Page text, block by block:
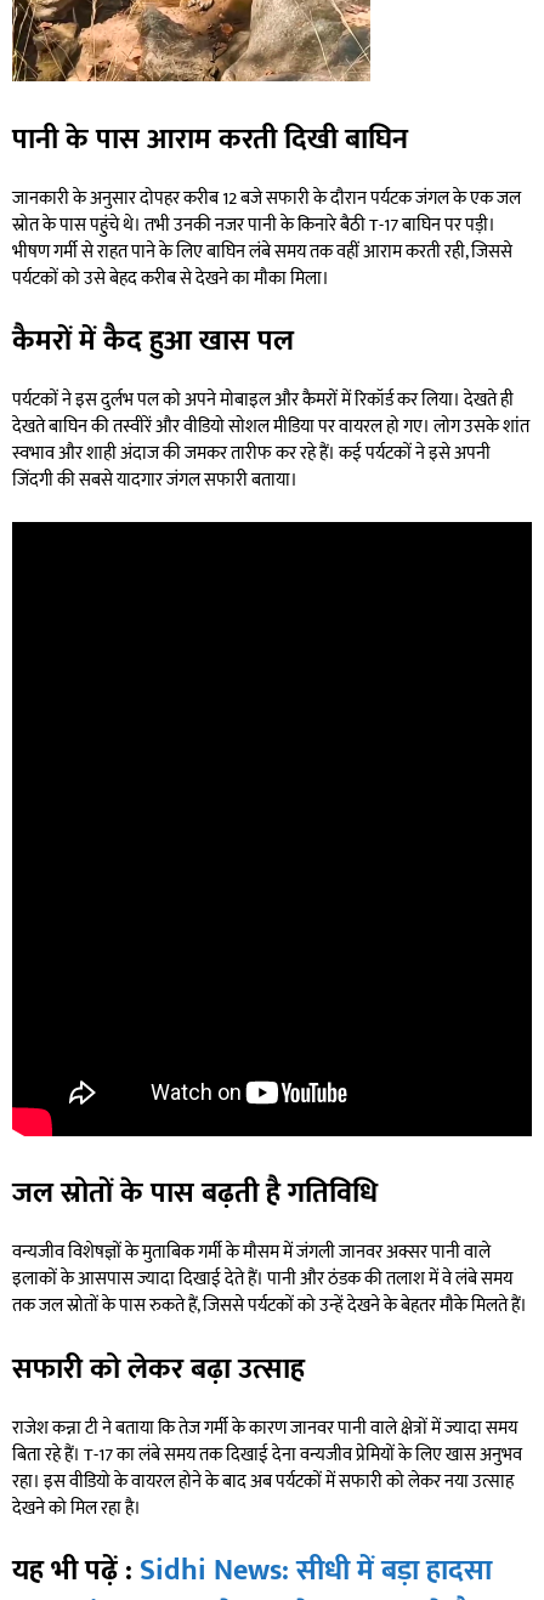
पानी के पास आराम करती दिखी बाघिन
जानकारी के अनुसार दोपहर करीब 12 बजे सफारी के दौरान पर्यटक जंगल के एक जल
स्रोत के पास पहुंचे थे। तभी उनकी नजर पानी के किनारे बैठी T-17 बाघिन पर पड़ी।
भीषण गर्मी से राहत पाने के लिए बाघिन लंबे समय तक वहीं आराम करती रही, जिससे
पर्यटकों को उसे बेहद करीब से देखने का मौका मिला।
कैमरों में कैद हुआ खास पल
पर्यटकों ने इस दुर्लभ पल को अपने मोबाइल और कैमरों में रिकॉर्ड कर लिया। देखते ही
देखते बाघिन की तस्वीरें और वीडियो सोशल मीडिया पर वायरल हो गए। लोग उसके शांत
स्वभाव और शाही अंदाज की जमकर तारीफ कर रहे हैं। कई पर्यटकों ने इसे अपनी
जिंदगी की सबसे यादगार जंगल सफारी बताया।
जल स्रोतों के पास बढ़ती है गतिविधि
वन्यजीव विशेषज्ञों के मुताबिक गर्मी के मौसम में जंगली जानवर अक्सर पानी वाले
इलाकों के आसपास ज्यादा दिखाई देते हैं। पानी और ठंडक की तलाश में वे लंबे समय
तक जल स्रोतों के पास रुकते हैं, जिससे पर्यटकों को उन्हें देखने के बेहतर मौके मिलते हैं।
सफारी को लेकर बढ़ा उत्साह
राजेश कन्ना टी ने बताया कि तेज गर्मी के कारण जानवर पानी वाले क्षेत्रों में ज्यादा समय
बिता रहे हैं। T-17 का लंबे समय तक दिखाई देना वन्यजीव प्रेमियों के लिए खास अनुभव
रहा। इस वीडियो के वायरल होने के बाद अब पर्यटकों में सफारी को लेकर नया उत्साह
देखने को मिल रहा है।
यह भी पढ़ें : Sidhi News: सीधी में बड़ा हादसा